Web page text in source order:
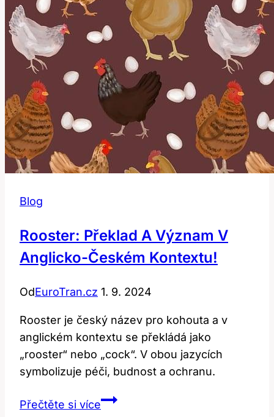
Blog
Rooster: Překlad A Význam V
Anglicko-Českém Kontextu!
OdEuroTran.cz 1. 9. 2024
Rooster je český název pro kohouta a v
anglickém kontextu se překládá jako
„rooster“ nebo „cock“. V obou jazycích
symbolizuje péči, budnost a ochranu.
Přečtěte si víceRooster: